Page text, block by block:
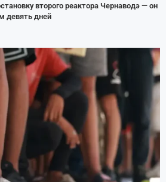
второго реактора Чернаводэ — он
девять дней